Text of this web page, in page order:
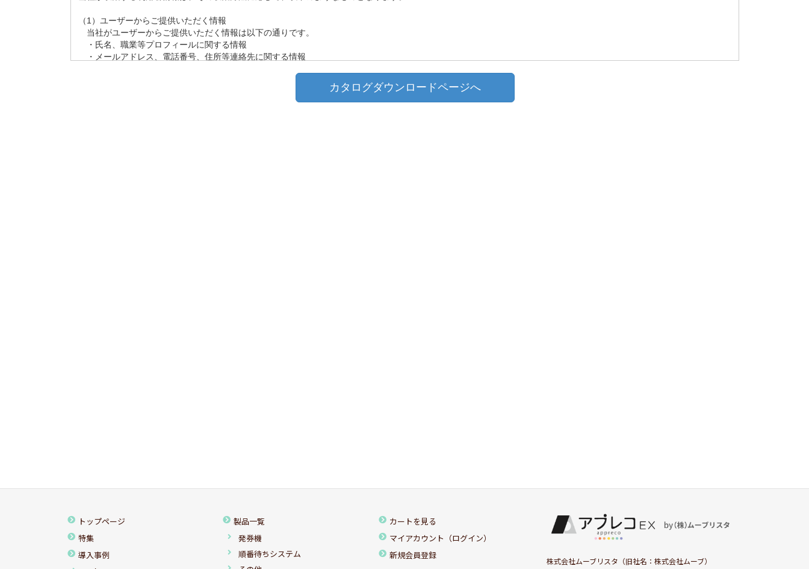
トップページ
特集
導入事例
製品一覧
発券機
順番待ちシステム
カートを見る
マイアカウント（ログイン）
新規会員登録
株式会社ムーブリスタ（旧社名：株式会社ムーブ）